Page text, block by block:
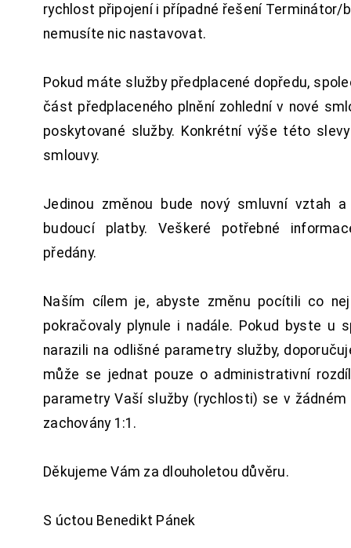
rychlost připojení i případné řešení Terminátor/
nemusíte nic nastavovat.
Pokud máte služby předplacené dopředu,
část předplaceného plnění zohlední v nové
poskytované služby. Konkrétní výše této
smlouvy.
Jedinou změnou bude nový smluvní vztah
budoucí platby. Veškeré potřebné
předány.
Naším cílem je, abyste změnu pocítili co
pokračovaly plynule i nadále. Pokud byste u
narazili na odlišné parametry služby,
může se jednat pouze o administrativní
parametry Vaší služby (rychlosti) se v
zachovány 1:1.
Děkujeme Vám za dlouholetou důvěru.
S úctou Benedikt Pánek